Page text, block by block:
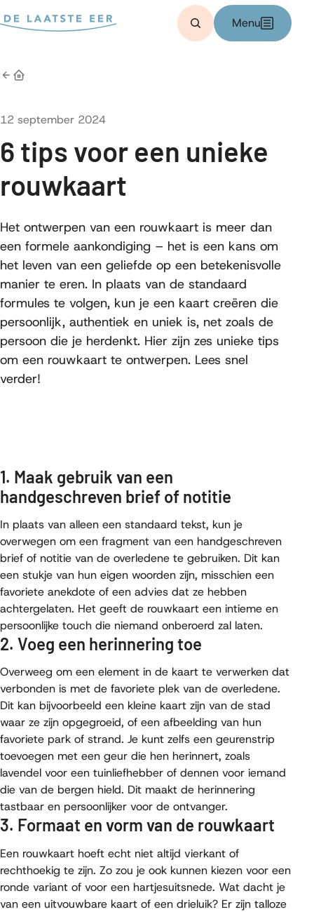
Zoeken
Menu
Home
6 tips voor een unieke
rouwkaart
Gepubliceerd op
12 september 2024
Het ontwerpen van een rouwkaart is meer dan
een formele aankondiging – het is een kans om
het leven van een geliefde op een betekenisvolle
manier te eren. In plaats van de standaard
formules te volgen, kun je een kaart creëren die
persoonlijk, authentiek en uniek is, net zoals de
persoon die je herdenkt. Hier zijn zes unieke tips
om een rouwkaart te ontwerpen. Lees snel
verder!
1. Maak gebruik van een
handgeschreven brief of notitie
In plaats van alleen een standaard tekst, kun je
overwegen om een fragment van een handgeschreven
brief of notitie van de overledene te gebruiken. Dit kan
een stukje van hun eigen woorden zijn, misschien een
favoriete anekdote of een advies dat ze hebben
achtergelaten. Het geeft de rouwkaart een intieme en
persoonlijke touch die niemand onberoerd zal laten.
2. Voeg een herinnering toe
Overweeg om een element in de kaart te verwerken dat
verbonden is met de favoriete plek van de overledene.
Dit kan bijvoorbeeld een kleine kaart zijn van de stad
waar ze zijn opgegroeid, of een afbeelding van hun
favoriete park of strand. Je kunt zelfs een geurenstrip
toevoegen met een geur die hen herinnert, zoals
lavendel voor een tuinliefhebber of dennen voor iemand
die van de bergen hield. Dit maakt de herinnering
tastbaar en persoonlijker voor de ontvanger.
3. Formaat en vorm van de rouwkaart
Een rouwkaart hoeft echt niet altijd vierkant of
rechthoekig te zijn. Zo zou je ook kunnen kiezen voor een
ronde variant of voor een hartjesuitsnede. Wat dacht je
van een uitvouwbare kaart of een drieluik? Er zijn talloze